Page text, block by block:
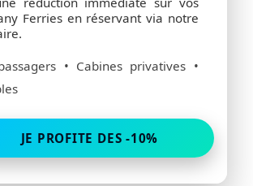
Ferries en réservant via notre
• Cabines privatives •
JE PROFITE DES -10%